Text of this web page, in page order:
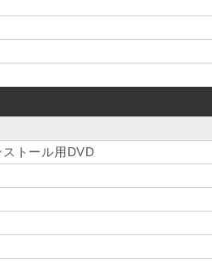
トール用DVD